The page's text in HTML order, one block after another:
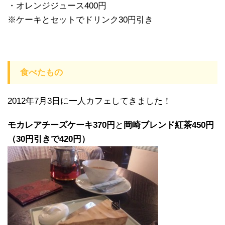
・オレンジジュース400円
※ケーキとセットでドリンク30円引き
食べたもの
2012年7月3日に一人カフェしてきました！
モカレアチーズケーキ370円 と 岡崎ブレンド紅茶450円
（30円引きで420円）